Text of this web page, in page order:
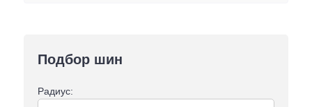
Подбор шин
Радиус: